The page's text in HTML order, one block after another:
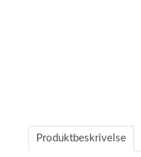
Produktbeskrivelse